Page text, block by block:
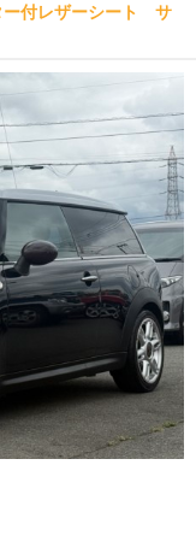
ー付レザーシート サ